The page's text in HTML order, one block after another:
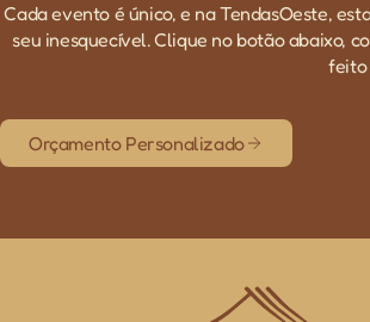
Cada evento é único, e na TendasOeste,
seu inesquecível. Clique no botão abaixo,
feito
Orçamento Personalizado